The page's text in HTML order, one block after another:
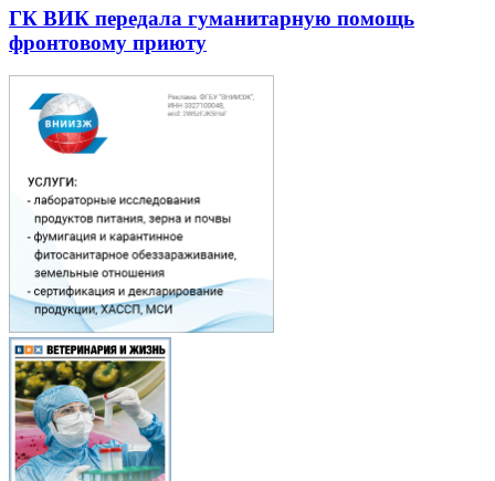
ГК ВИК передала гуманитарную помощь
фронтовому приюту